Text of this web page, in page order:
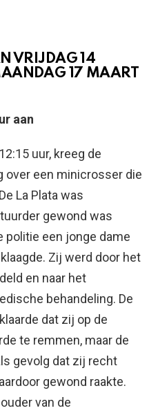
VRIJDAG 14
17 MAART
aan
uur, kreeg de
over een minicrosser die
La Plata was
gewond was
politie een jonge dame
Zij werd door het
en naar het
behandeling. De
dat zij op de
te remmen, maar de
gevolg dat zij recht
gewond raakte.
van de